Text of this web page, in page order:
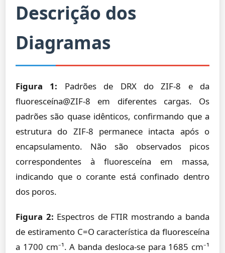
Descrição dos
Diagramas
Figura 1: Padrões de DRX do ZIF-8 e da
fluoresceína@ZIF-8 em diferentes cargas. Os
padrões são quase idênticos, confirmando que a
estrutura do ZIF-8 permanece intacta após o
encapsulamento. Não são observados picos
correspondentes à fluoresceína em massa,
indicando que o corante está confinado dentro
dos poros.
Figura 2: Espectros de FTIR mostrando a banda
de estiramento C=O característica da fluoresceína
a 1700 cm⁻¹. A banda desloca-se para 1685 cm⁻¹